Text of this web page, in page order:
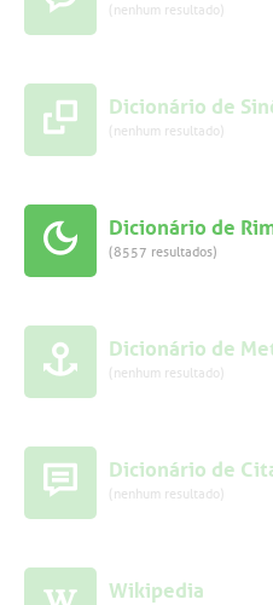
(nenhum resultado)
Dicionário de
(nenhum resultado)
Dicionário de
(8557 resultados)
Dicionário de
(nenhum resultado)
Dicionário de
(nenhum resultado)
Wikipedia